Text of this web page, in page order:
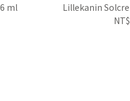
ml
Lillekanin